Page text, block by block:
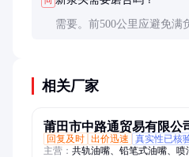
需要。前500公里应避免满
相关厂家
莆田市中路通贸易有限公
回复及时 出价迅速 真实性已核
主营： 共轨油嘴、铅笔式油嘴、